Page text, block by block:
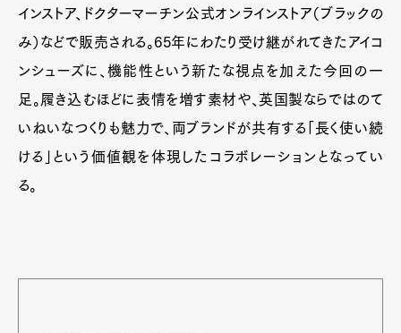
インストア、ドクターマーチン公式オンラインストア（ブラックの
み）などで販売される。65年にわたり受け継がれてきたアイコ
ンシューズに、機能性という新たな視点を加えた今回の一
足。履き込むほどに表情を増す素材や、英国製ならではのて
いねいなつくりも魅力で、両ブランドが共有する「長く使い続
ける」という価値観を体現したコラボレーションとなってい
る。